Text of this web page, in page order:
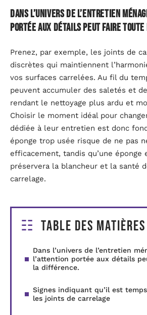
Dans l’univers de l’entretien
portée aux détails peut faire
Prenez, par exemple, les joints de
discrètes qui maintiennent
vos surfaces carrelées. Au fil du
peuvent accumuler des saletés et
rendant le nettoyage plus ardu et
Choisir le moment idéal pour
dédiée à leur entretien est donc
éponge trop usée risque de ne pas
efficacement, tandis qu’une éponge
préservera la blancheur et la santé
carrelage.
Table des matières
Dans l’univers de l’entretien
l’attention portée aux détails
la différence.
Signes indiquant qu’il est
les joints de carrelage